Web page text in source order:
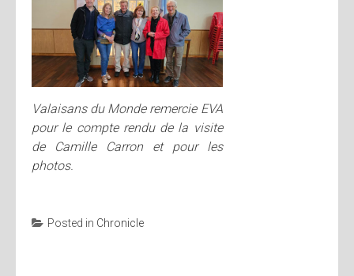
Valaisans du Monde remercie EVA
pour le compte rendu de la visite
de Camille Carron et pour les
photos.
Posted in Chronicle